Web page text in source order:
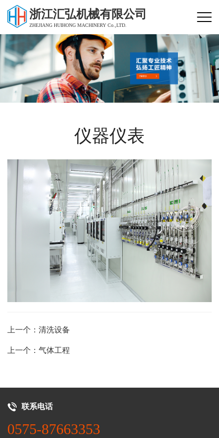
浙江汇弘机械有限公司
ZHEJIANG HUIHONG MACHINERY Co.,LTD.
仪器仪表
上一个：清洗设备
上一个：气体工程
联系电话
0575-87663353